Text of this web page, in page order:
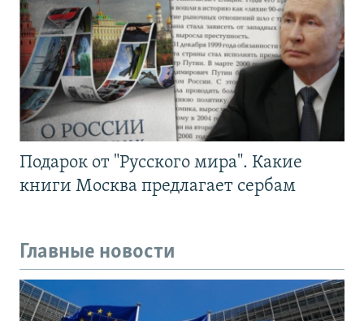
Подарок от "Русского мира". Какие
книги Москва предлагает сербам
Главные новости